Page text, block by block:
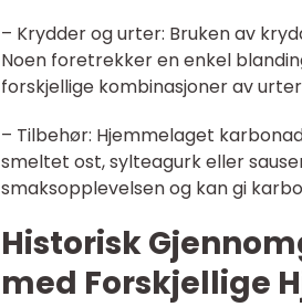
– Krydder og urter: Bruken av
Noen foretrekker en enkel
forskjellige kombinasjoner av
– Tilbehør: Hjemmelaget
smeltet ost, sylteagurk eller
smaksopplevelsen og kan gi
Historisk
med Forskjellige